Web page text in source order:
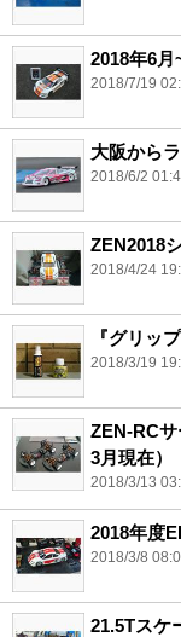
2018年6
2018/7/19
大阪から
2018/6/2
ZEN2018
2018/4/24
『グリッ
2018/3/19
ZEN-RC
3月現在）
2018/3/13
2018年度
2018/3/8
21.5Tスケ